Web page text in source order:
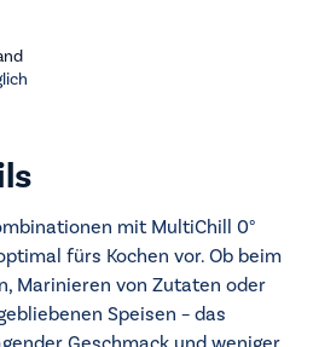
mit MultiChill 0°
fürs Kochen vor. Ob beim
Marinieren von Zutaten oder
Speisen – das